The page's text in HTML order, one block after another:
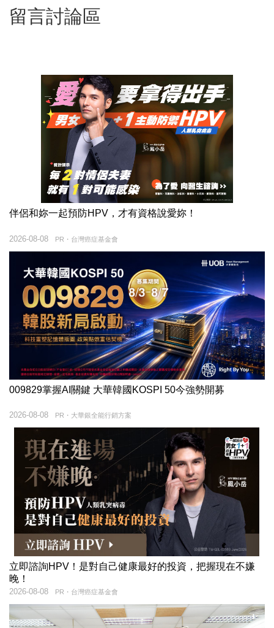
留言討論區
伴侶和妳一起預防HPV，才有資格說愛妳！
PR・台灣癌症基金會
2026-08-08
009829掌握AI關鍵 大華韓國KOSPI 50今強勢開募
PR・大華銀全能行銷方案
2026-08-08
立即諮詢HPV！是對自己健康最好的投資，把握現在不嫌
晚！
PR・台灣癌症基金會
2026-08-08